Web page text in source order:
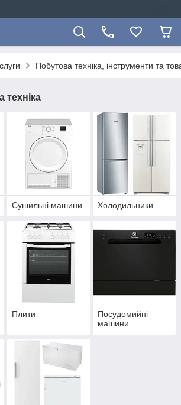
Побутова техніка, інструменти та
техніка
Сушильні машини Холодильники
Плити
Посудомийні
машини